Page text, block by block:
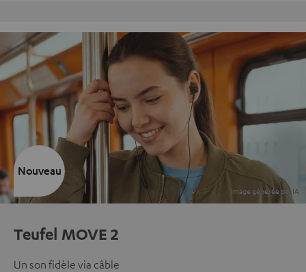
Teufel MOVE 2
Un son fidèle via câble
Nouveau